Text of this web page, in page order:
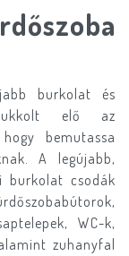
burkolat és
rukkolt elő az
bemutassa
A legújabb,
burkolat csodák
WC-k,
zuhanyfal